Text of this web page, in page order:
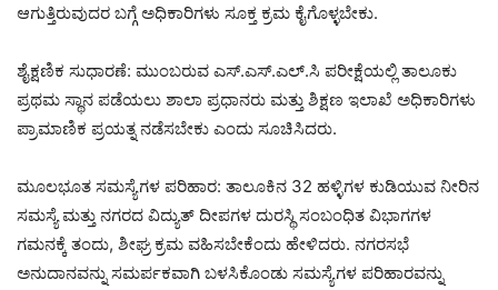
ಆಗುತ್ತಿರುವುದರ ಬಗ್ಗೆ ಅಧಿಕಾರಿಗಳು ಸೂಕ್ತ ಕ್ರಮ ಕೈಗೊಳ್ಳಬೇಕು.
ಶೈಕ್ಷಣಿಕ ಸುಧಾರಣೆ: ಮುಂಬರುವ ಎಸ್.ಎಸ್.ಎಲ್.ಸಿ ಪರೀಕ್ಷೆಯಲ್ಲಿ ತಾಲೂಕು
ಪ್ರಥಮ ಸ್ಥಾನ ಪಡೆಯಲು ಶಾಲಾ ಪ್ರಧಾನರು ಮತ್ತು ಶಿಕ್ಷಣ ಇಲಾಖೆ ಅಧಿಕಾರಿಗಳು
ಪ್ರಾಮಾಣಿಕ ಪ್ರಯತ್ನ ನಡೆಸಬೇಕು ಎಂದು ಸೂಚಿಸಿದರು.
ಮೂಲಭೂತ ಸಮಸ್ಯೆಗಳ ಪರಿಹಾರ: ತಾಲೂಕಿನ 32 ಹಳ್ಳಿಗಳ ಕುಡಿಯುವ ನೀರಿನ
ಸಮಸ್ಯೆ ಮತ್ತು ನಗರದ ವಿದ್ಯುತ್ ದೀಪಗಳ ದುರಸ್ಥಿ ಸಂಬಂಧಿತ ವಿಭಾಗಗಳ
ಗಮನಕ್ಕೆ ತಂದು, ಶೀಘ್ರ ಕ್ರಮ ವಹಿಸಬೇಕೆಂದು ಹೇಳಿದರು. ನಗರಸಭೆ
ಅನುದಾನವನ್ನು ಸಮರ್ಪಕವಾಗಿ ಬಳಸಿಕೊಂಡು ಸಮಸ್ಯೆಗಳ ಪರಿಹಾರವನ್ನು